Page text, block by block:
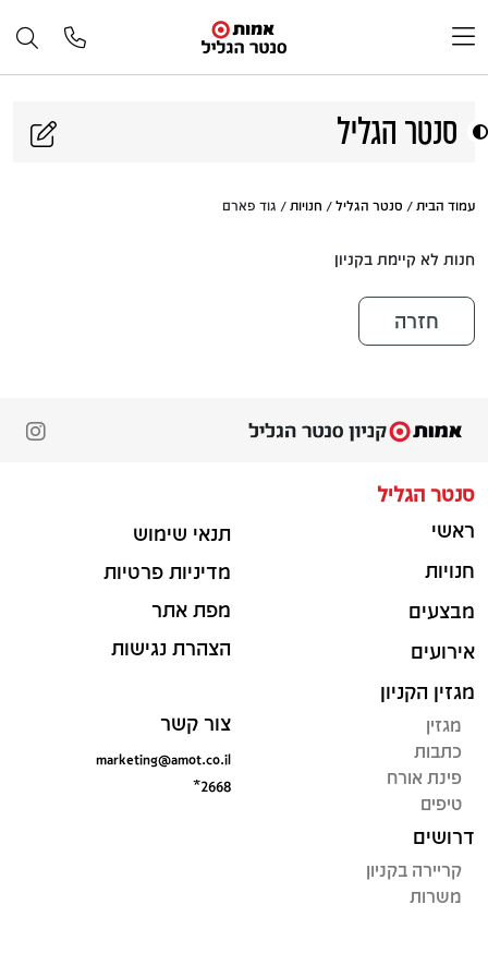
סנטר הגליל
עמוד הבית / סנטר הגליל / חנויות / גוד פארם
חנות לא קיימת בקניון
חזרה
סנטר הגליל
ראשי
חנויות
מבצעים
אירועים
מגזין הקניון
מגזין
כתבות
פינת אורח
טיפים
דרושים
קריירה בקניון
משרות
תנאי שימוש
מדיניות פרטיות
מפת אתר
הצהרת נגישות
צור קשר
marketing@amot.co.il
*2668